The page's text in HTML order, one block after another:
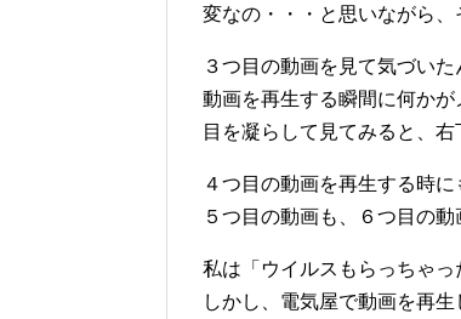
変なの・・・と思いながら、
３つ目の動画を見て気づいた
動画を再生する瞬間に何かが
目を凝らして見てみると、
４つ目の動画を再生する時
５つ目の動画も、６つ目の
私は「ウイルスもらっちゃっ
しかし、電気屋で動画を再